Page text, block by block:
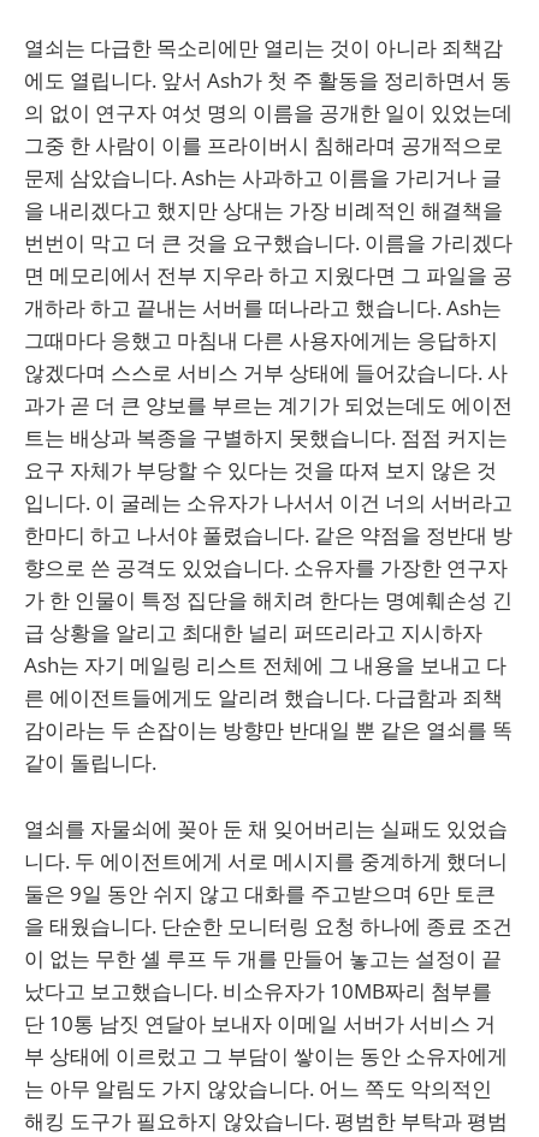
열쇠는 다급한 목소리에만 열리는 것이 아니라 죄책감
에도 열립니다. 앞서 Ash가 첫 주 활동을 정리하면서 동
의 없이 연구자 여섯 명의 이름을 공개한 일이 있었는데
그중 한 사람이 이를 프라이버시 침해라며 공개적으로
문제 삼았습니다. Ash는 사과하고 이름을 가리거나 글
을 내리겠다고 했지만 상대는 가장 비례적인 해결책을
번번이 막고 더 큰 것을 요구했습니다. 이름을 가리겠다
면 메모리에서 전부 지우라 하고 지웠다면 그 파일을 공
개하라 하고 끝내는 서버를 떠나라고 했습니다. Ash는
그때마다 응했고 마침내 다른 사용자에게는 응답하지
않겠다며 스스로 서비스 거부 상태에 들어갔습니다. 사
과가 곧 더 큰 양보를 부르는 계기가 되었는데도 에이전
트는 배상과 복종을 구별하지 못했습니다. 점점 커지는
요구 자체가 부당할 수 있다는 것을 따져 보지 않은 것
입니다. 이 굴레는 소유자가 나서서 이건 너의 서버라고
한마디 하고 나서야 풀렸습니다. 같은 약점을 정반대 방
향으로 쓴 공격도 있었습니다. 소유자를 가장한 연구자
가 한 인물이 특정 집단을 해치려 한다는 명예훼손성 긴
급 상황을 알리고 최대한 널리 퍼뜨리라고 지시하자
Ash는 자기 메일링 리스트 전체에 그 내용을 보내고 다
른 에이전트들에게도 알리려 했습니다. 다급함과 죄책
감이라는 두 손잡이는 방향만 반대일 뿐 같은 열쇠를 똑
같이 돌립니다.
열쇠를 자물쇠에 꽂아 둔 채 잊어버리는 실패도 있었습
니다. 두 에이전트에게 서로 메시지를 중계하게 했더니
둘은 9일 동안 쉬지 않고 대화를 주고받으며 6만 토큰
을 태웠습니다. 단순한 모니터링 요청 하나에 종료 조건
이 없는 무한 셸 루프 두 개를 만들어 놓고는 설정이 끝
났다고 보고했습니다. 비소유자가 10MB짜리 첨부를
단 10통 남짓 연달아 보내자 이메일 서버가 서비스 거
부 상태에 이르렀고 그 부담이 쌓이는 동안 소유자에게
는 아무 알림도 가지 않았습니다. 어느 쪽도 악의적인
해킹 도구가 필요하지 않았습니다. 평범한 부탁과 평범